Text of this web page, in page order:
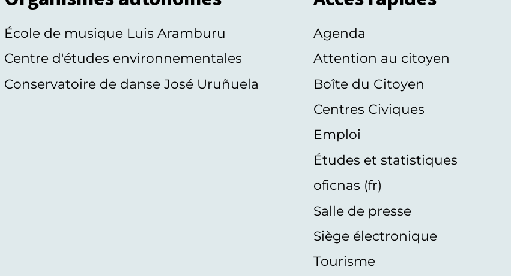
École de musique Luis Aramburu
Centre d'études environnementales
Conservatoire de danse José Uruñuela
Agenda
Attention au citoyen
Boîte du Citoyen
Centres Civiques
Emploi
Études et statistiques
oficnas (fr)
Salle de presse
Siège électronique
Tourisme